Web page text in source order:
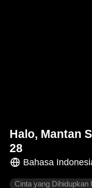
Halo, Mantan
28
Bahasa
Cinta yang Dihidupkan